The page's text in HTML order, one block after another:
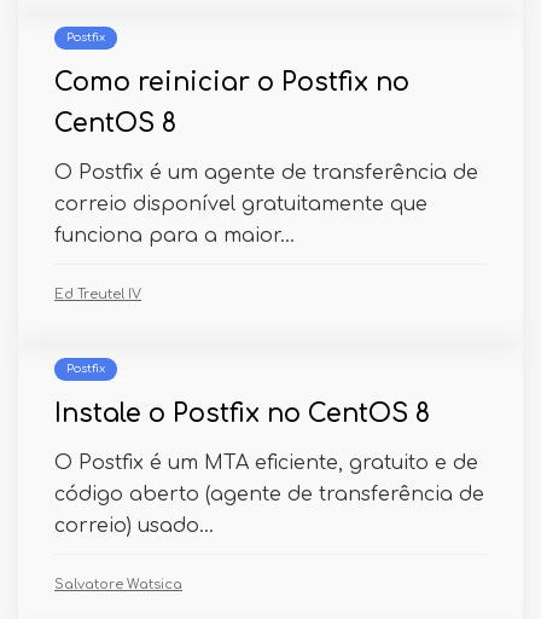
Postfix
Como reiniciar o Postfix no
CentOS 8
O Postfix é um agente de transferência de
correio disponível gratuitamente que
funciona para a maior...
Ed Treutel IV
Postfix
Instale o Postfix no CentOS 8
O Postfix é um MTA eficiente, gratuito e de
código aberto (agente de transferência de
correio) usado...
Salvatore Watsica